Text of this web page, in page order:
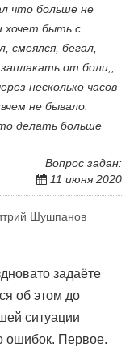
что больше не
хочет быть с
смеялся, бегал,
от боли,,
несколько часов
не бывало.
делать больше
Вопрос задан:
11 июня 2020
Шушпанов
задаёте
об этом до
ситуации
ошибок. Первое.